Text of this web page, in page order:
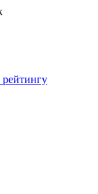
рейтингу